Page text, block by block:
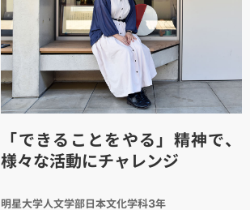
「できることをやる」精神で、
様々な活動にチャレンジ
明星大学人文学部日本文化学科3年